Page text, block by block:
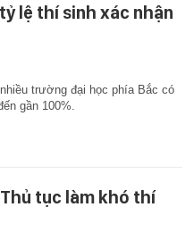
lệ thí sinh xác nhận
trường đại học phía Bắc có
gần 100%.
tục làm khó thí